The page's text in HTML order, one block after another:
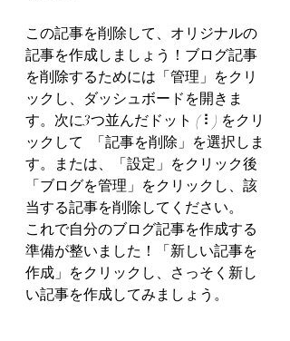
この記事を削除して、オリジナルの
記事を作成しましょう！ブログ記事
を削除するためには「管理」をクリ
ックし、ダッシュボードを開きま
す。次に3つ並んだドット ( ⠇) をクリ
ックして  「記事を削除」を選択しま
す。または、「設定」をクリック後
「ブログを管理」をクリックし、該
当する記事を削除してください。
これで自分のブログ記事を作成する
準備が整いました！「新しい記事を
作成」をクリックし、さっそく新し
い記事を作成してみましょう。